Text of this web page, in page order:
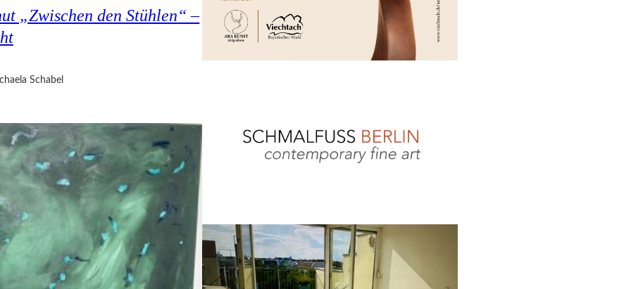
„Zwischen den Stühlen“ –
Schabel